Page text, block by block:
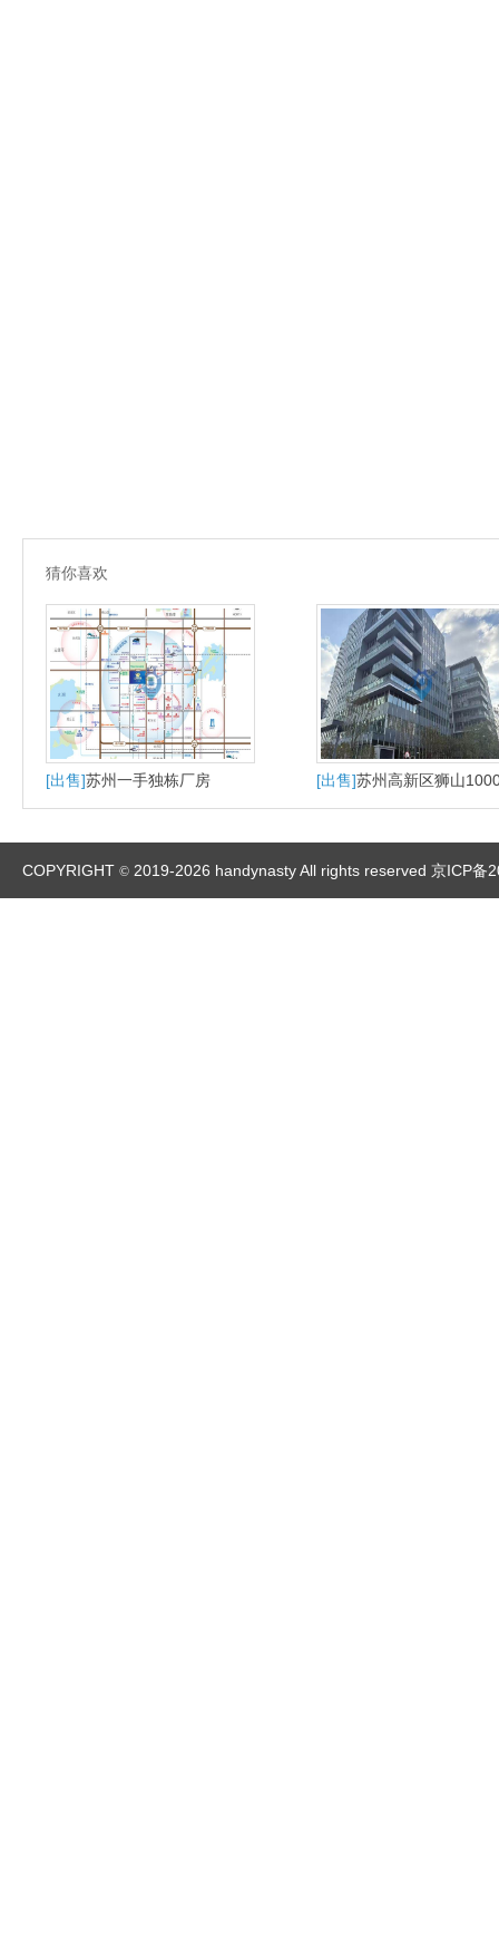
猜你喜欢
[出售]苏州一手独栋厂房 [出售]苏州高新区狮山
大平层户型适合研发办公
产
COPYRIGHT © 2019-2026 handynasty All rights reserved 京ICP备